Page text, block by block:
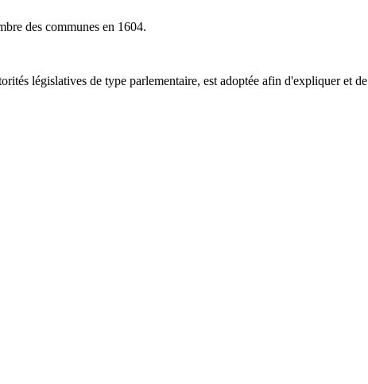
des communes en 1604.
législatives de type parlementaire, est adoptée afin d'expliquer et